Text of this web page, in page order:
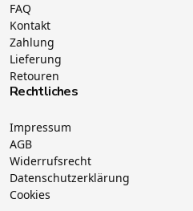
FAQ
Kontakt
Zahlung
Lieferung
Retouren
Rechtliches
Impressum
AGB
Widerrufsrecht
Datenschutzerklärung
Cookies